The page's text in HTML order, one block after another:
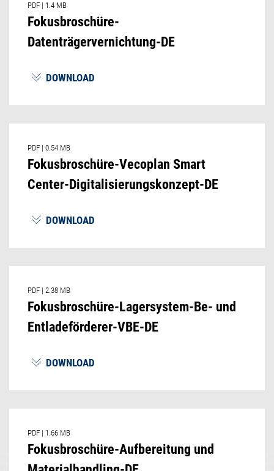
PDF | 1.4 MB
Fokusbroschüre-
Datenträgervernichtung-DE
DOWNLOAD
PDF | 0.54 MB
Fokusbroschüre-Vecoplan Smart
Center-Digitalisierungskonzept-DE
DOWNLOAD
PDF | 2.38 MB
Fokusbroschüre-Lagersystem-Be- und
Entladeförderer-VBE-DE
DOWNLOAD
PDF | 1.66 MB
Fokusbroschüre-Aufbereitung und